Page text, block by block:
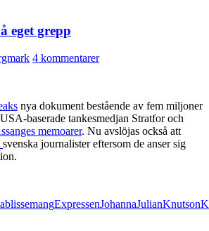
eget grepp
4 kommentarer
nya dokument bestående av fem miljoner
baserade tankesmedjan Stratfor och
memoarer. Nu avslöjas också att
svenska journalister eftersom de anser sig
ExpressenJohannaJulianKnutson